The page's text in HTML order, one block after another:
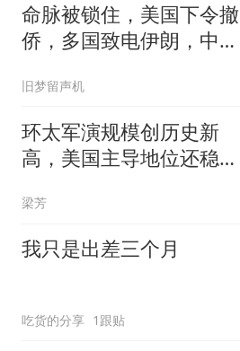
命脉被锁住，美国下令撤
侨，多国致电伊朗，中国
旧梦留声机
环太军演规模创历史新
高，美国主导地位还稳得
梁芳
我只是出差三个月
吃货的分享 1跟贴